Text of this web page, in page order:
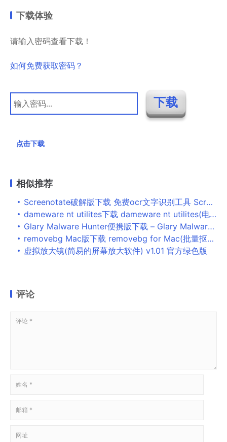
下载体验
请输入密码查看下载！
如何免费获取密码？
点击下载
相似推荐
Screenotate破解版下载 免费ocr文字识别工具 Screenotate Mac v3.0.0 多语直装版
dameware nt utilites下载 dameware nt utilites(电脑远程控制软件) v2018 免费安装版
Glary Malware Hunter便携版下载 – Glary Malware Hunter 1.157.0.774 中文便携版
removebg Mac版下载 removebg for Mac(批量抠图工具) V1.2.1 苹果电脑版
虚拟放大镜(简易的屏幕放大软件) v1.01 官方绿色版
评论